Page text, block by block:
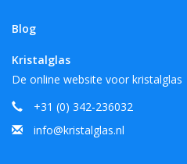
Blog
Kristalglas
De online website voor kristalglas
+31 (0) 342-236032
info@kristalglas.nl